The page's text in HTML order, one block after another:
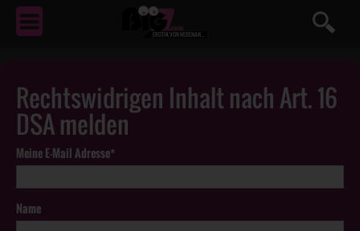
EROTIKVON NEBENAN ...
Rechtswidrigen Inhalt nach Art. 16
DSA melden
Meine E-Mail Adresse*
Name